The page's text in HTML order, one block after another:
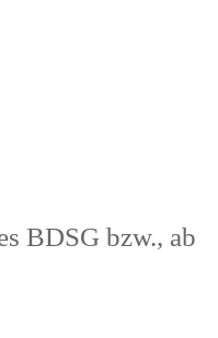
BDSG bzw., ab